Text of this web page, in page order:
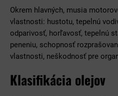
Okrem hlavných, musia
vlastnosti: hustotu, tepelnú
odparivosť, horľavosť, tepelnú
peneniu, schopnosť
vlastnosti, neškodnosť pre
Klasifikácia olejov